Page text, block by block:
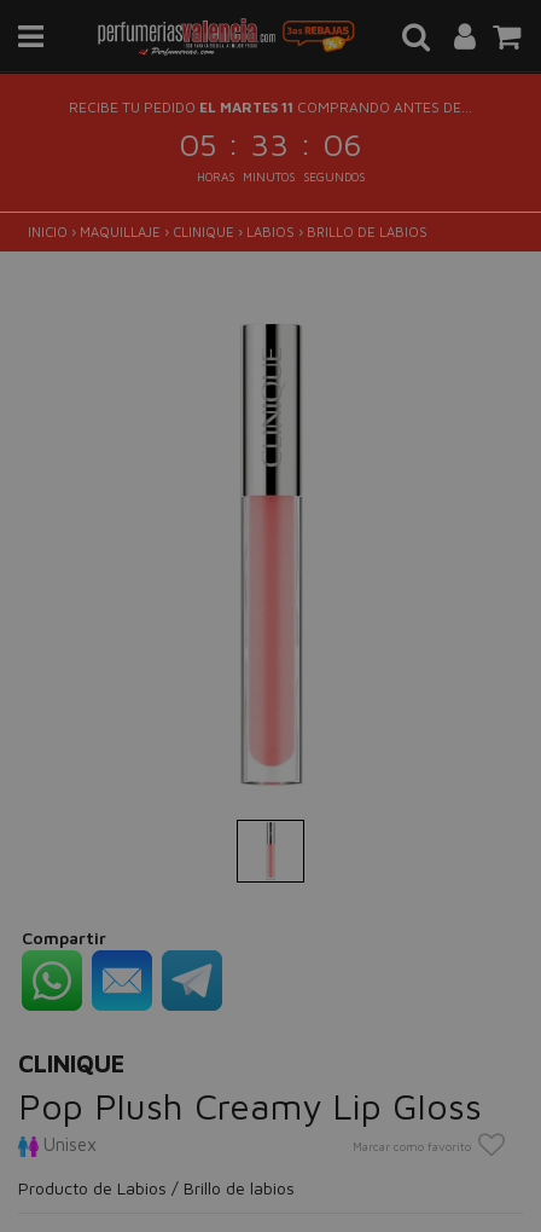
RECIBE TU PEDIDO EL MARTES 11 COMPRANDO ANTES DE...
05 : 33 : 05
HORAS MINUTOS SEGUNDOS
INICIO › MAQUILLAJE › CLINIQUE › LABIOS › BRILLO DE LABIOS
Compartir
CLINIQUE
Pop Plush Creamy Lip Gloss
Unisex Marcar como favorito
Producto de Labios / Brillo de labios